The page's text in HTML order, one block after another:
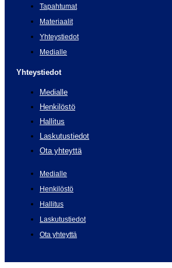
Tapahtumat
Materiaalit
Yhteystiedot
Medialle
Yhteystiedot
Medialle
Henkilöstö
Hallitus
Laskutustiedot
Ota yhteyttä
Medialle
Henkilöstö
Hallitus
Laskutustiedot
Ota yhteyttä